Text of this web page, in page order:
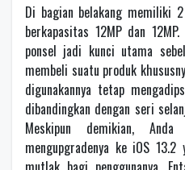
Di bagian belakang memiliki
berkapasitas 12MP dan
ponsel jadi kunci utama
membeli suatu produk
digunakannya tetap
dibandingkan dengan seri
Meskipun demikian,
mengupgradenya ke iOS